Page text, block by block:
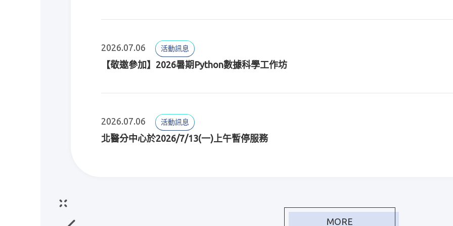
2026.07.06 活動訊息
【敬邀參加】2026暑期Python數據科學工作坊
2026.07.06 活動訊息
北醫分中心於2026/7/13(一)上午暫停服務
配合進行系統資料庫更新及備份作業，「衛生福利資料科學中心資料申請系統」與「本
MORE